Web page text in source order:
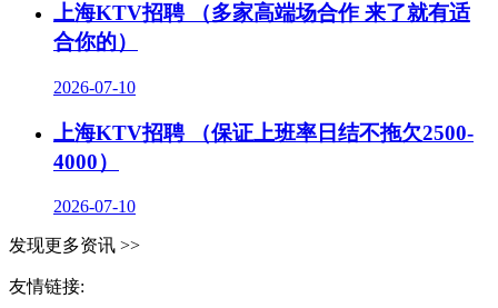
上海KTV招聘 （多家高端场合作 来了就有适
合你的）
2026-07-10
上海KTV招聘 （保证上班率日结不拖欠2500-
4000）
2026-07-10
发现更多资讯 >>
友情链接: